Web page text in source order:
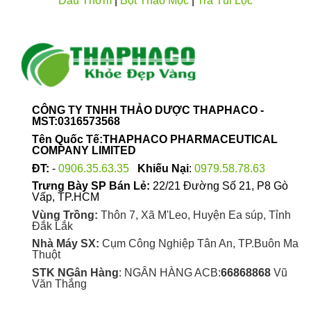
CÔNG TY TNHH THẢO DƯỢC THAPHACO -
MST:0316573568
Tên Quốc Tế:THAPHACO PHARMACEUTICAL
COMPANY LIMITED
ĐT: - 0906.35.63.35 Khiếu Nại: 0979.58.78.63
Trưng Bày SP Bán Lẻ: 22/21 Đường Số 21, P8 Gò
Vấp, TP.HCM
Vùng Trồng: Thôn 7, Xã M'Leo, Huyện Ea súp, Tỉnh
Đắk Lắk
Nhà Máy SX: Cụm Công Nghiệp Tân An, TP.Buôn Ma
Thuột
STK NGân Hàng: NGÂN HÀNG ACB:66868868Vũ
Văn Thắng